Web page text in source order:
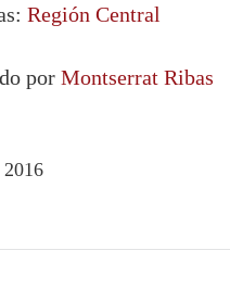
Región Central
por Montserrat Ribas
2016